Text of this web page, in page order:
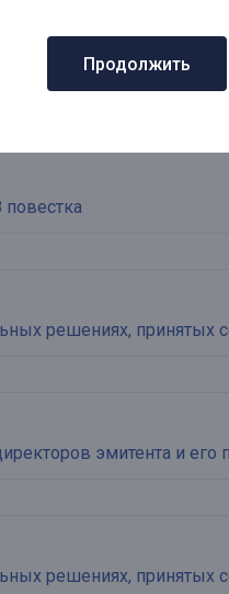
Продолжить
сети Интернет списка
решениях, принятых
эмитента и его
решениях, принятых